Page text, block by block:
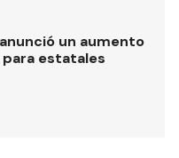
un aumento
para estatales